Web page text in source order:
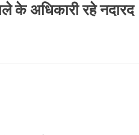
के अधिकारी रहे नदारद